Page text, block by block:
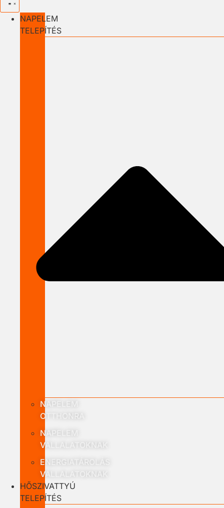
NAPELEM
TELEPÍTÉS
NAPELEM
OTTHONRA
NAPELEM
VÁLLALATOKNAK
ENERGIATÁROLÁS
VÁLLALATOKNAK
HŐSZIVATTYÚ
TELEPÍTÉS